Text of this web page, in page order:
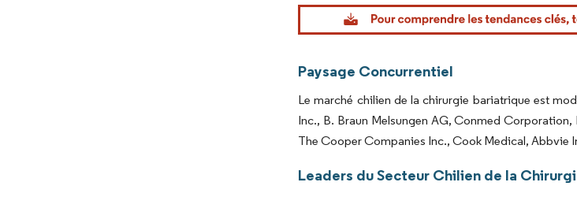
Image © Mordor Intelligence. La réutilisation nécessite une
Paysage Concurrentiel
Le marché chilien de la chirurgie bariatrique est
Inc., B. Braun Melsungen AG, Conmed
The Cooper Companies Inc., Cook Medical, Abbvie
Leaders du Secteur Chilien de la